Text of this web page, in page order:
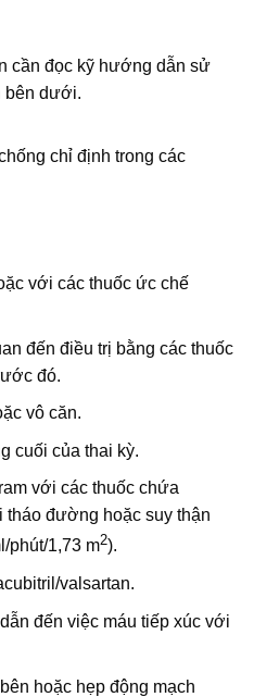
cần đọc kỹ hướng dẫn sử
bên dưới.
chỉ định trong các
với các thuốc ức chế
đến điều trị bằng các thuốc
đó.
vô căn.
cuối của thai kỳ.
với các thuốc chứa
đường hoặc suy thận
phút/1,73 m2).
valsartan.
đến việc máu tiếp xúc với
hoặc hẹp động mạch